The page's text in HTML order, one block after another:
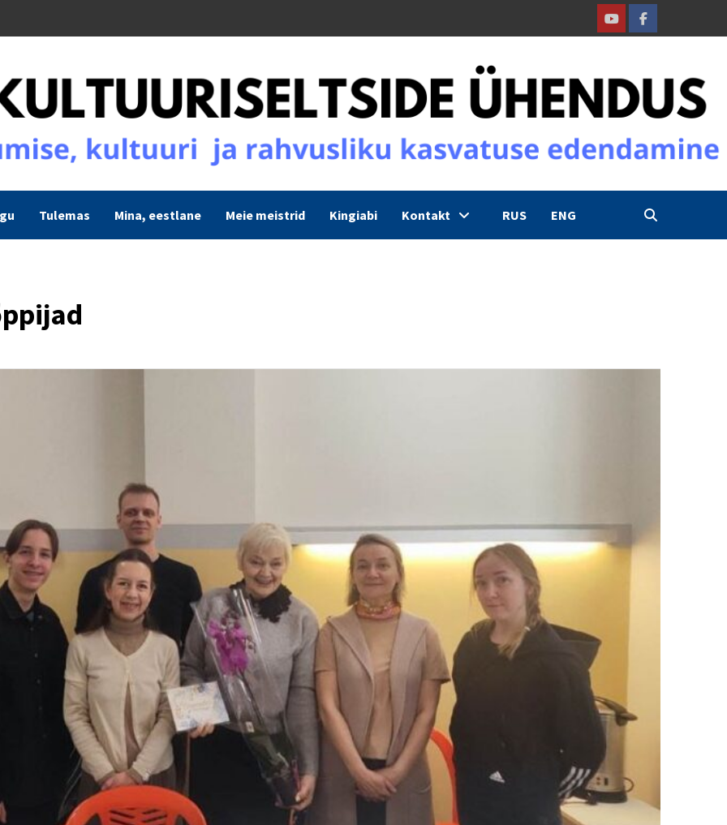
YoutubeFacebook
Tulemas Mina, eestlane Meie meistrid Kingiabi Kontakt RUS ENG